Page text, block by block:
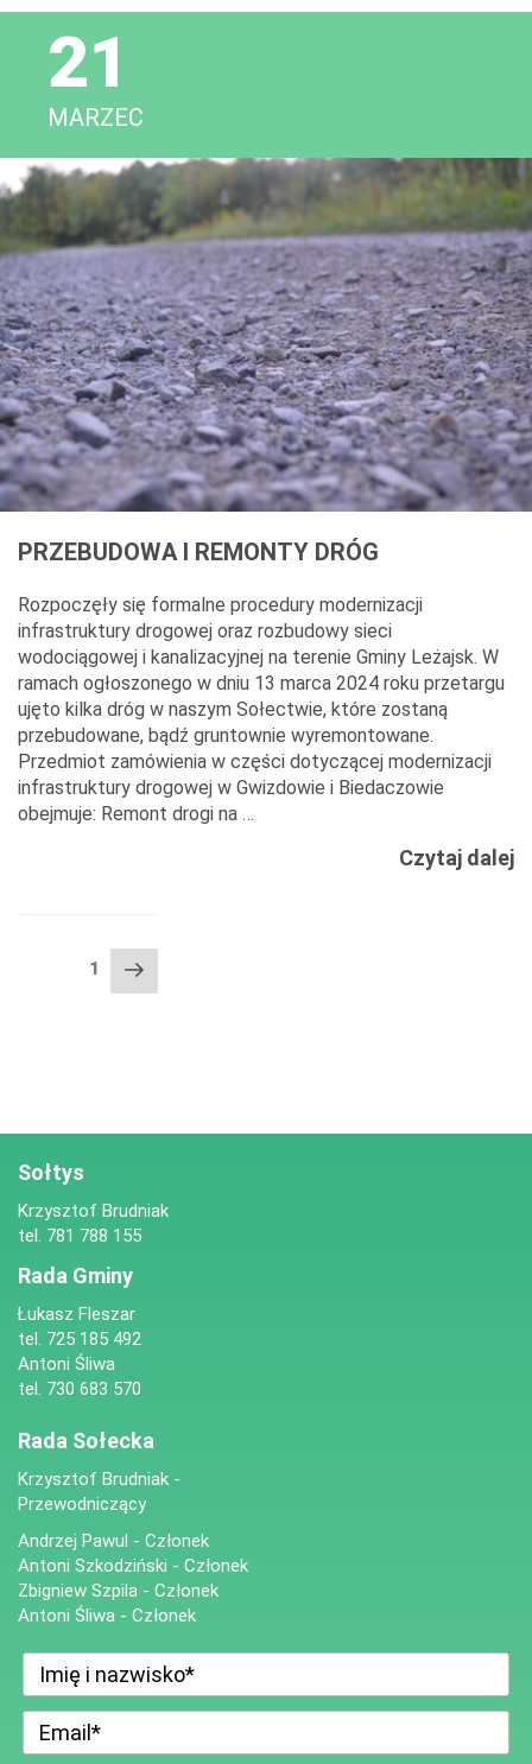
21
MARZEC
PRZEBUDOWA I REMONTY DRÓG
Rozpoczęły się formalne procedury modernizacji
infrastruktury drogowej oraz rozbudowy sieci
wodociągowej i kanalizacyjnej na terenie Gminy Leżajsk. W
ramach ogłoszonego w dniu 13 marca 2024 roku przetargu
ujęto kilka dróg w naszym Sołectwie, które zostaną
przebudowane, bądź gruntownie wyremontowane.
Przedmiot zamówienia w części dotyczącej modernizacji
infrastruktury drogowej w Gwizdowie i Biedaczowie
obejmuje: Remont drogi na …
Czytaj dalej
NAWIGACJA
1
Następna
strona
Sołtys
Krzysztof Brudniak
tel. 781 788 155
Rada Gminy
Łukasz Fleszar
tel. 725 185 492
Antoni Śliwa
tel. 730 683 570
Rada Sołecka
Krzysztof Brudniak -
Przewodniczący
Andrzej Pawul - Członek
Antoni Szkodziński - Członek
Zbigniew Szpila - Członek
Antoni Śliwa - Członek